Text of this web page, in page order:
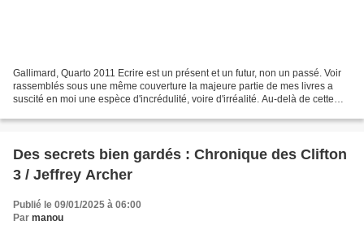
Gallimard, Quarto 2011 Ecrire est un présent et un futur, non un passé. Voir
rassemblés sous une même couverture la majeure partie de mes livres a
suscité en moi une espèce d'incrédulité, voire d'irréalité. Au-delà de cette
Des secrets bien gardés : Chronique des Clifton
3 / Jeffrey Archer
Publié le 09/01/2025 à 06:00
Par manou